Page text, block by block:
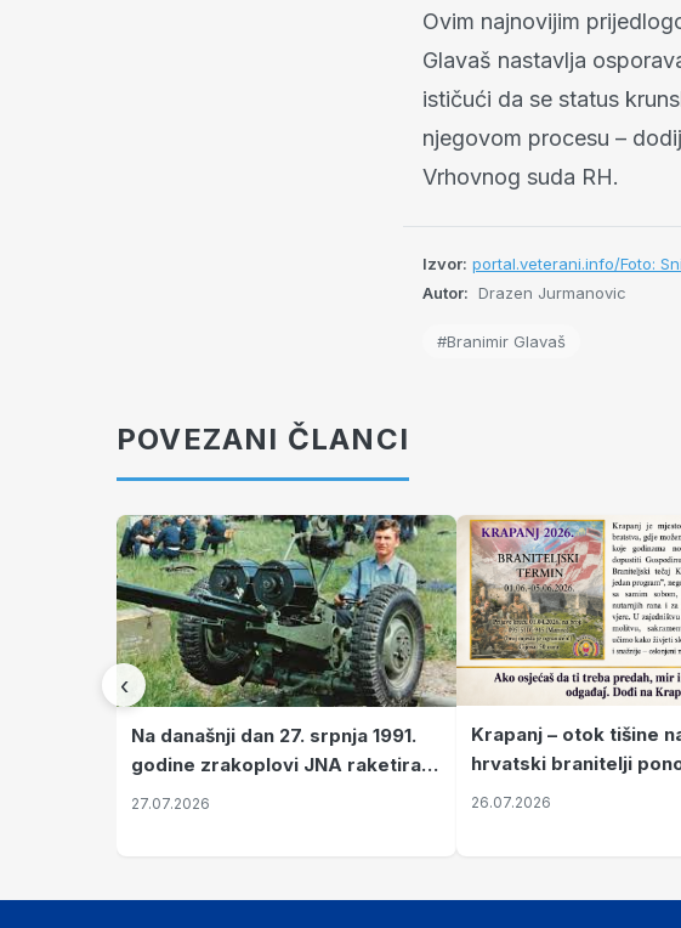
Ovim najnovijim
Glavaš nastavlja
ističući da se status
njegovom procesu –
Vrhovnog suda RH.
Izvor: portal.veterani.info/Foto:
Autor: Drazen Jurmanovic
#Branimir Glavaš
POVEZANI ČLANCI
‹
Na današnji dan 27. srpnja 1991.
godine zrakoplovi JNA raketirali
su vojarnu i obučni centar "Nikola
27.07.2026
Krapanj – otok tišine
hrvatski branitelji
pronalaze mir
26.07.2026